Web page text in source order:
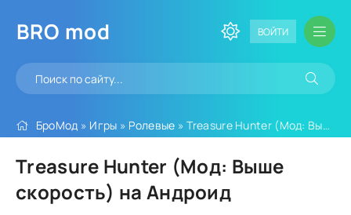
BRO mod ВОЙТИ
БроМод » Игры » Ролевые » Treasure Hunter (Мод: Выше скорость)
Treasure Hunter (Мод: Выше
скорость) на Андроид